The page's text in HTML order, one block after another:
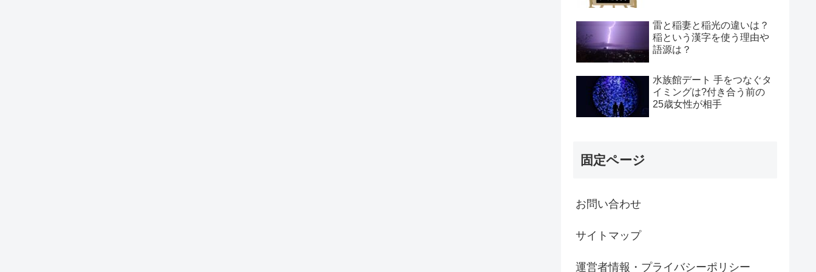
雷と稲妻と稲光の違いは？
稲という漢字を使う理由や
語源は？
水族館デート 手をつなぐタ
イミングは?付き合う前の
25歳女性が相手
固定ページ
お問い合わせ
サイトマップ
運営者情報・プライバシーポリシー